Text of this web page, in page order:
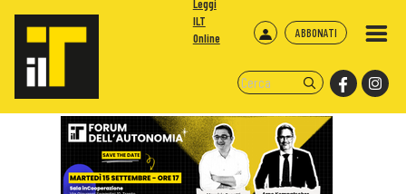
ABBONATI
Leggi
ILT
Online